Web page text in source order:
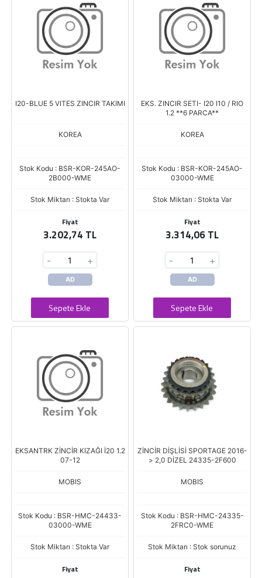
I20-BLUE 5 VITES ZINCIR TAKIMI
KOREA
Stok Kodu : BSR-KOR-245AO-
2B000-WME
Stok Miktarı : Stokta Var
Fiyat
3.202,74 TL
- +
AD
Sepete Ekle
EKS. ZINCIR SETI- I20 I10 / RIO
1.2 **6 PARCA**
KOREA
Stok Kodu : BSR-KOR-245AO-
03000-WME
Stok Miktarı : Stokta Var
Fiyat
3.314,06 TL
- +
AD
Sepete Ekle
EKSANTRK ZİNCİR KIZAĞI İ20 1.2
07-12
MOBIS
Stok Kodu : BSR-HMC-24433-
03000-WME
Stok Miktarı : Stokta Var
Fiyat
ZİNCİR DİŞLİSİ SPORTAGE 2016-
> 2,0 DİZEL 24335-2F600
MOBIS
Stok Kodu : BSR-HMC-24335-
2FRC0-WME
Stok Miktarı : Stok sorunuz
Fiyat